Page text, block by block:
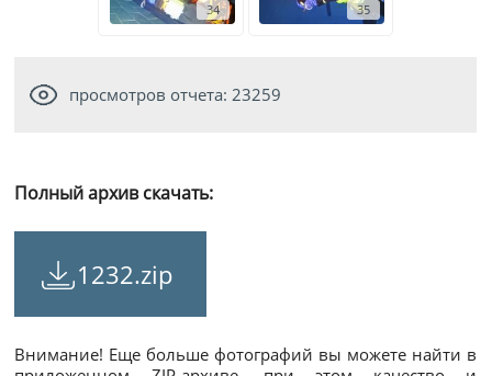
34 35
просмотров отчета: 23259
Полный архив скачать:
1232.zip
Внимание! Еще больше фотографий вы можете найти в